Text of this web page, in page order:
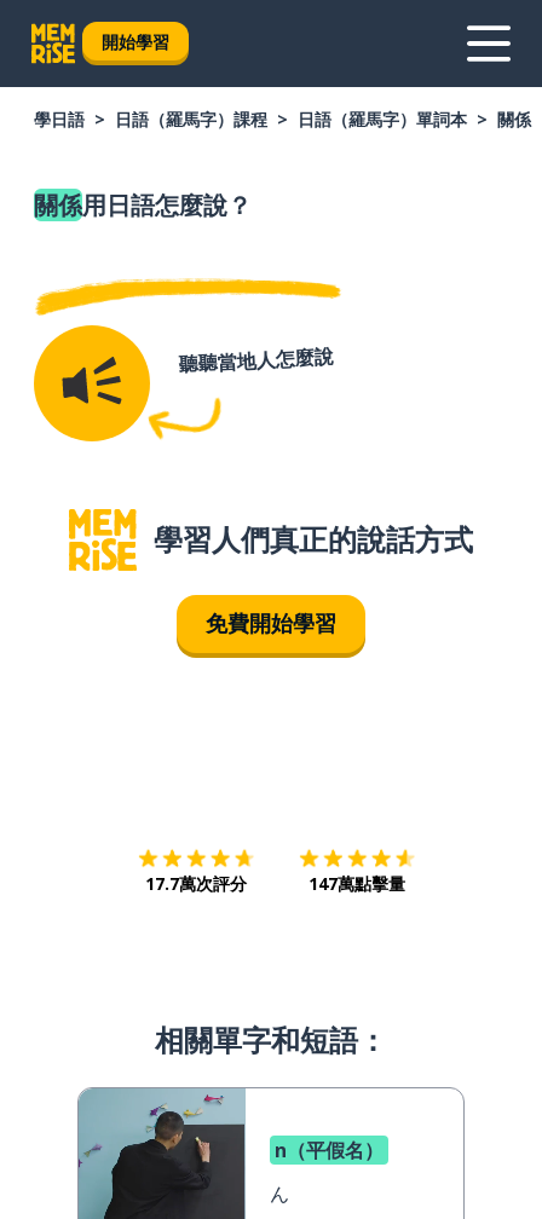
開始學習
學日語 日語（羅馬字）課程 日語（羅馬字）單詞本 關係
關係用日語怎麼說？
聽聽當地人怎麼說
學習人們真正的說話方式
免費開始學習
17.7萬次評分 147萬點擊量
相關單字和短語：
n（平假名）
ん